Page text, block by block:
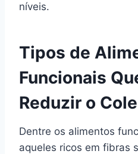
níveis.
Tipos de
Funcionais
Reduzir o
Dentre os alimentos
aqueles ricos em fibras